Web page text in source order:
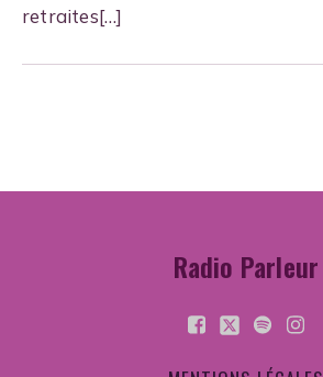
retraites[…]
Radio Parleur